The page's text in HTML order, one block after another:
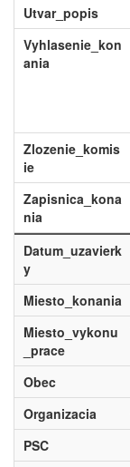
Utvar_popis
Vyhlasenie_kon
ania
Zlozenie_komis
ie
Zapisnica_kona
nia
Datum_uzavierk
y
Miesto_konania
Miesto_vykonu
_prace
Obec
Organizacia
PSC